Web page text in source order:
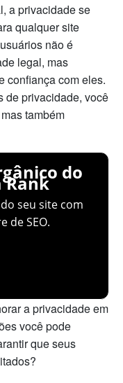
a privacidade se
qualquer site
não é
legal, mas
confiança com eles.
de privacidade, você
também
do
Rank
seu site com
de SEO.
a privacidade em
você pode
que seus